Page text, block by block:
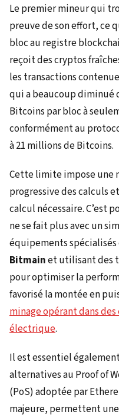
Le premier mineur qui
preuve de son effort, ce
bloc au registre
reçoit des cryptos
les transactions
qui a beaucoup diminué
Bitcoins par bloc à
conformément au
à 21 millions de Bitcoins.
Cette limite impose une
progressive des calculs
calcul nécessaire. C’est
ne se fait plus avec un
équipements
Bitmainet utilisant des
pour optimiser la
favorisé la montée en
minage opérant dans
électrique.
Il est essentiel
alternatives au Proof of
(PoS) adoptée par
majeure, permettent